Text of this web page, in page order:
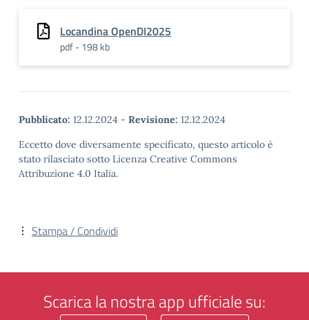
Locandina OpenDI2025
pdf - 198 kb
Pubblicato: 12.12.2024 - Revisione: 12.12.2024
Eccetto dove diversamente specificato, questo articolo è
stato rilasciato sotto Licenza Creative Commons
Attribuzione 4.0 Italia.
Stampa / Condividi
Scarica la nostra app ufficiale su: